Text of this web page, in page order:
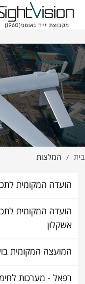
בית / המלצות
הועדה המקומית
הועדה המקומית
אשקלון
המועצה המקומית
רפאל - מערכות